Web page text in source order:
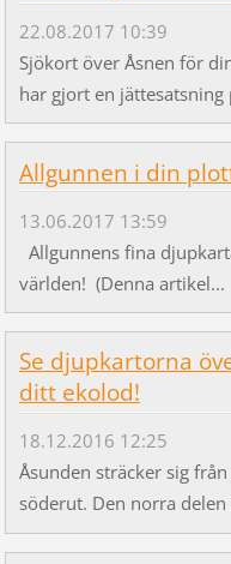
22.08.2017 10:39
Sjökort över Åsnen för
har gjort en jättesatsning
Allgunnen i din
13.06.2017 13:59
Allgunnens fina
världen! (Denna artikel...
Se djupkartorna
ditt ekolod!
18.12.2016 12:25
Åsunden sträcker sig
söderut. Den norra